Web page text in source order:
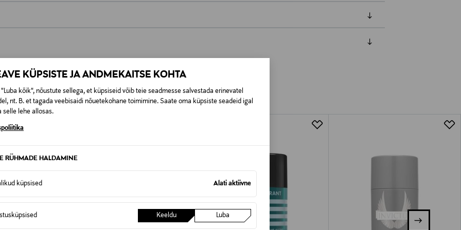
KÜPSISTE JA ANDMEKAITSE KOHTA
"Luba kõik", nõustute sellega, et küpsiseid võib teie seadmesse salvestada erinevatel
nt. B. et tagada veebisaidi nõuetekohane toimimine. Saate oma küpsiste seadeid igal
selle lehe allosas.
RÜHMADE HALDAMINE
küpsised Alati aktiivne
Keeldu Luba
lepingust taganeda 30 päeva jooksul alates kauba kättesaamisest. Suletud pakendis toodete puhul
Tagastatavad suletud pakendis kosmeetika- ja loodustooted peavad olema avamata originaalpakendis.
KA